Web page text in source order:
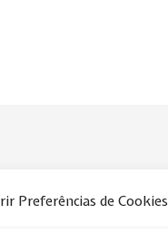
Preferências de Cookies